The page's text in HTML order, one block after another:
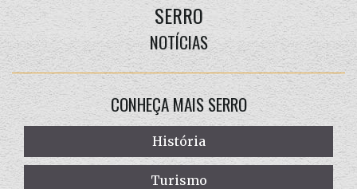
SERRO
NOTÍCIAS
CONHEÇA MAIS SERRO
História
Turismo